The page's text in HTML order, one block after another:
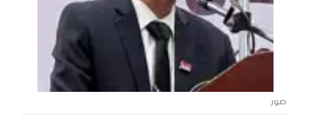
صور